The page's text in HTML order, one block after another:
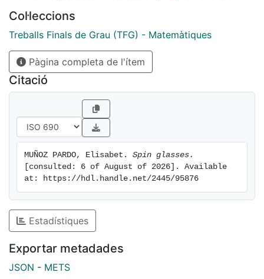
mechanics of disordered systems. The Sherrington-
Kirkpatrick model is more interesting than REM
because their behavior is useful in fields such as
computing or optimization.
Finally, the presentation of the Sherrington-Kirkpatrick
model affected by an external magnetic field is
basically to introduce the Cavity Method and the
Smart Path Method.
Col·leccions
Treballs Finals de Grau (TFG) - Matemàtiques
Pàgina completa de l'ítem
Citació
MUÑOZ PARDO, Elisabet. Spin glasses.
[consulted: 6 of August of 2026]. Available
at: https://hdl.handle.net/2445/95876
Estadístiques
Exportar metadades
JSON - METS